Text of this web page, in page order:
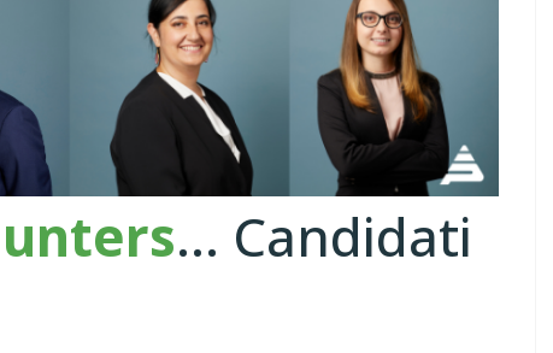
… Candidati